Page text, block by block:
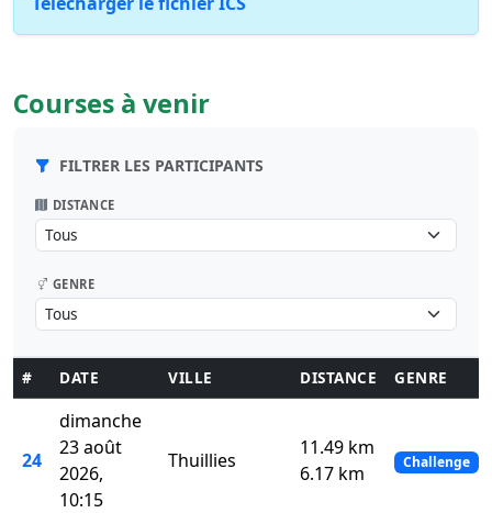
Courses à venir
FILTRER LES PARTICIPANTS
DISTANCE
GENRE
# DATE VILLE DISTANCE GENRE
24
dimanche
23 août
2026,
10:15
Thuillies
11.49 km
6.17 km
Challenge